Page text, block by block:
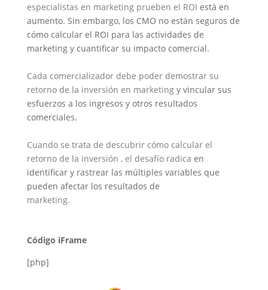
especialistas en marketing prueben el ROI está en
aumento. Sin embargo, los CMO no están seguros de
cómo calcular el ROI para las actividades de
marketing y cuantificar su impacto comercial.
Cada comercializador debe poder demostrar su
retorno de la inversión en marketing y vincular sus
esfuerzos a los ingresos y otros resultados
comerciales.
Cuando se trata de descubrir cómo calcular el
retorno de la inversión , el desafío radica en
identificar y rastrear las múltiples variables que
pueden afectar los resultados de
marketing.
Código iFrame
[php]